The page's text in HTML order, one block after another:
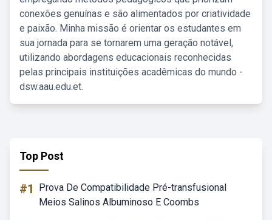
conexões genuínas e são alimentados por criatividade
e paixão. Minha missão é orientar os estudantes em
sua jornada para se tornarem uma geração notável,
utilizando abordagens educacionais reconhecidas
pelas principais instituições acadêmicas do mundo -
dsw.aau.edu.et.
Top Post
#1
Prova De Compatibilidade Pré-transfusional
Meios Salinos Albuminoso E Coombs